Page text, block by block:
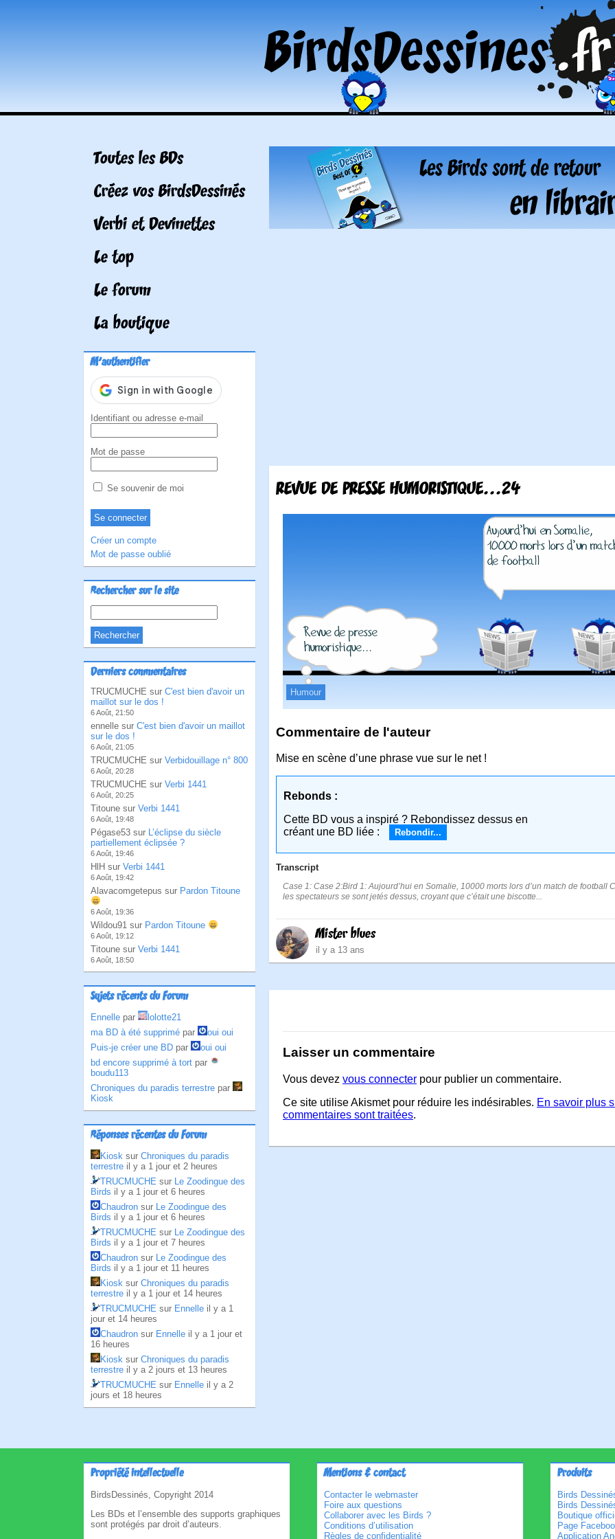
Toutes les BDs
Créez vos BirdsDessinés
Verbi et Devinettes
Le top
Le forum
La boutique
M'authentifier
Identifiant ou adresse e-mail
Mot de passe
Se souvenir de moi
Créer un compte
Mot de passe oublié
Rechercher sur le site
Derniers commentaires
TRUCMUCHE sur C'est bien d'avoir un
maillot sur le dos !
6 Août, 21:50
ennelle sur C'est bien d'avoir un maillot
sur le dos !
6 Août, 21:05
TRUCMUCHE sur Verbidouillage n° 800
6 Août, 20:28
TRUCMUCHE sur Verbi 1441
6 Août, 20:25
Titoune sur Verbi 1441
6 Août, 19:48
Pégase53 sur L’éclipse du siècle
partiellement éclipsée ?
6 Août, 19:46
HlH sur Verbi 1441
6 Août, 19:42
Alavacomgetepus sur Pardon Titoune
6 Août, 19:36
Wildou91 sur Pardon Titoune
6 Août, 19:12
Titoune sur Verbi 1441
6 Août, 18:50
Sujets récents du Forum
Ennelle par
lolotte21
ma BD à été supprimé par
oui oui
Puis-je créer une BD par
oui oui
bd encore supprimé à tort par
boudu113
Chroniques du paradis terrestre par
Kiosk
Réponses récentes du Forum
Kiosk sur Chroniques du paradis
terrestre il y a 1 jour et 2 heures
TRUCMUCHE sur Le Zoodingue des
Birds il y a 1 jour et 6 heures
Chaudron sur Le Zoodingue des
Birds il y a 1 jour et 6 heures
TRUCMUCHE sur Le Zoodingue des
Birds il y a 1 jour et 7 heures
Chaudron sur Le Zoodingue des
Birds il y a 1 jour et 11 heures
Kiosk sur Chroniques du paradis
terrestre il y a 1 jour et 14 heures
TRUCMUCHE sur Ennelle il y a 1
jour et 14 heures
Chaudron sur Ennelle il y a 1 jour et
16 heures
Kiosk sur Chroniques du paradis
terrestre il y a 2 jours et 13 heures
TRUCMUCHE sur Ennelle il y a 2
jours et 18 heures
REVUE DE PRESSE HUMORISTIQUE...24
Humour
Commentaire de l'auteur
Mise en scène d’une phrase vue sur le net !
Rebonds :
Cette BD vous a inspiré ? Rebondissez dessus en
créant une BD liée :
Rebondir...
Transcript
Case 1: Case 2:Bird 1: Aujourd’hui en Somalie, 10000 morts lors d’un match de football
les spectateurs se sont jetés dessus, croyant que c’était une biscotte...
Mister blues
il y a 13 ans
Laisser un commentaire
Vous devez vous connecter pour publier un commentaire.
Ce site utilise Akismet pour réduire les indésirables. En savoir plus
commentaires sont traitées.
Propriété intellectuelle
BirdsDessinés, Copyright 2014
Les BDs et l’ensemble des supports graphiques
sont protégés par droit d’auteurs.
Mentions & contact
Contacter le webmaster
Foire aux questions
Collaborer avec les Birds ?
Conditions d’utilisation
Règles de confidentialité
Produits
Birds
Birds
Boutique
Page
Application